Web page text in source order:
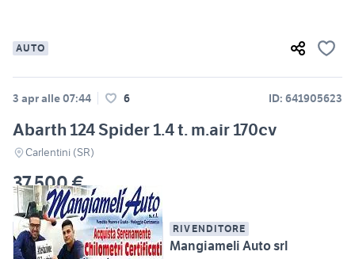
AUTO
3 apr alle 07:44 6 ID: 641905623
Abarth 124 Spider 1.4 t. m.air 170cv
Carlentini (SR)
37.500 €
RIVENDITORE
Mangiameli Auto srl